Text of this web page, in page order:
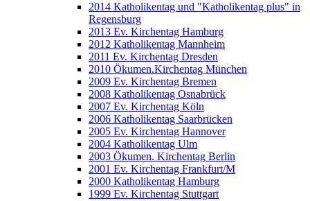
2014 Katholikentag und "Katholikentag plus" in
Regensburg
2013 Ev. Kirchentag Hamburg
2012 Katholikentag Mannheim
2011 Ev. Kirchentag Dresden
2010 Ökumen.Kirchentag München
2009 Ev. Kirchentag Bremen
2008 Katholikentag Osnabrück
2007 Ev. Kirchentag Köln
2006 Katholikentag Saarbrücken
2005 Ev. Kirchentag Hannover
2004 Katholikentag Ulm
2003 Ökumen. Kirchentag Berlin
2001 Ev. Kirchentag Frankfurt/M
2000 Katholikentag Hamburg
1999 Ev. Kirchentag Stuttgart